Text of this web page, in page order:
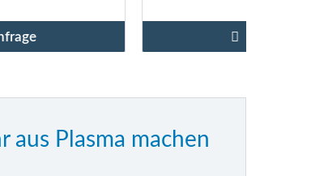
Plasma machen